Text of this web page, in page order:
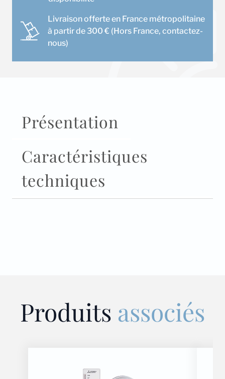
Livraison offerte en France métropolitaine
à partir de 300 € (Hors France, contactez-
nous)
Présentation
Caractéristiques
techniques
Produits associés